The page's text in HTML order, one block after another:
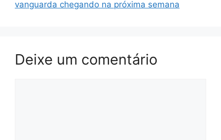
vanguarda chegando na próxima semana
Deixe um comentário